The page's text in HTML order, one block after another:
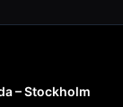
– Stockholm